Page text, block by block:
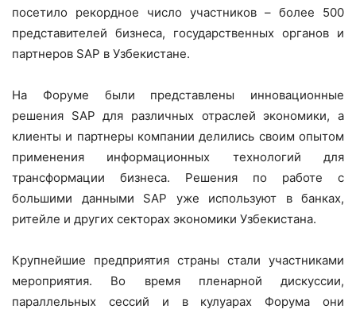
посетило рекордное число участников – более 500
представителей бизнеса, государственных органов и
партнеров SAP в Узбекистане.
На Форуме были представлены инновационные
решения SAP для различных отраслей экономики, а
клиенты и партнеры компании делились своим опытом
применения информационных технологий для
трансформации бизнеса. Решения по работе с
большими данными SAP уже используют в банках,
ритейле и других секторах экономики Узбекистана.
Крупнейшие предприятия страны стали участниками
мероприятия. Во время пленарной дискуссии,
параллельных сессий и в кулуарах Форума они